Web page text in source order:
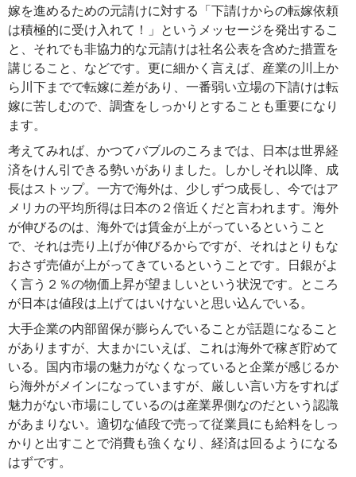
嫁を進めるための元請けに対する「下請けからの転嫁依頼
は積極的に受け入れて！」というメッセージを発出するこ
と、それでも非協力的な元請けは社名公表を含めた措置を
講じること、などです。更に細かく言えば、産業の川上か
ら川下までで転嫁に差があり、一番弱い立場の下請けは転
嫁に苦しむので、調査をしっかりとすることも重要になり
ます。
考えてみれば、かつてバブルのころまでは、日本は世界経
済をけん引できる勢いがありました。しかしそれ以降、成
長はストップ。一方で海外は、少しずつ成長し、今ではア
メリカの平均所得は日本の２倍近くだと言われます。海外
が伸びるのは、海外では賃金が上がっているということ
で、それは売り上げが伸びるからですが、それはとりもな
おさず売値が上がってきているということです。日銀がよ
く言う２％の物価上昇が望ましいという状況です。ところ
が日本は値段は上げてはいけないと思い込んでいる。
大手企業の内部留保が膨らんでいることが話題になること
がありますが、大まかにいえば、これは海外で稼ぎ貯めて
いる。国内市場の魅力がなくなっていると企業が感じるか
ら海外がメインになっていますが、厳しい言い方をすれば
魅力がない市場にしているのは産業界側なのだという認識
があまりない。適切な値段で売って従業員にも給料をしっ
かりと出すことで消費も強くなり、経済は回るようになる
はずです。